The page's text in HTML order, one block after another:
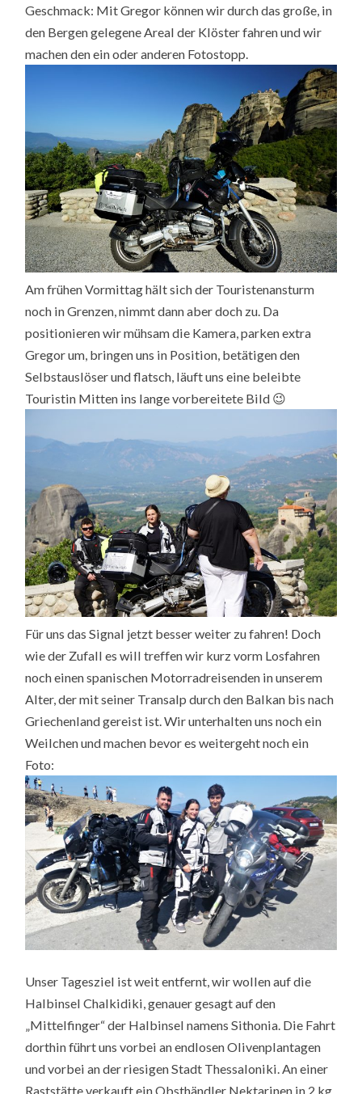
Geschmack: Mit Gregor können wir durch das große, in
den Bergen gelegene Areal der Klöster fahren und wir
machen den ein oder anderen Fotostopp.
Am frühen Vormittag hält sich der Touristenansturm
noch in Grenzen, nimmt dann aber doch zu. Da
positionieren wir mühsam die Kamera, parken extra
Gregor um, bringen uns in Position, betätigen den
Selbstauslöser und flatsch, läuft uns eine beleibte
Touristin Mitten ins lange vorbereitete Bild 😉
Für uns das Signal jetzt besser weiter zu fahren! Doch
wie der Zufall es will treffen wir kurz vorm Losfahren
noch einen spanischen Motorradreisenden in unserem
Alter, der mit seiner Transalp durch den Balkan bis nach
Griechenland gereist ist. Wir unterhalten uns noch ein
Weilchen und machen bevor es weitergeht noch ein
Foto:
Unser Tagesziel ist weit entfernt, wir wollen auf die
Halbinsel Chalkidiki, genauer gesagt auf den
„Mittelfinger“ der Halbinsel namens Sithonia. Die Fahrt
dorthin führt uns vorbei an endlosen Olivenplantagen
und vorbei an der riesigen Stadt Thessaloniki. An einer
Raststätte verkauft ein Obsthändler Nektarinen in 2 kg